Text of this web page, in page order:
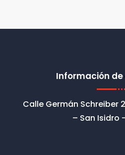
Información
Calle Germán Schreiber
– San Isidro